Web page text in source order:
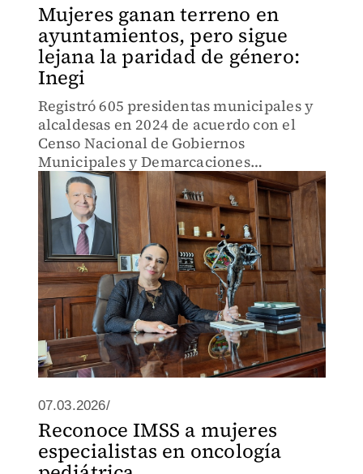
Mujeres ganan terreno en
ayuntamientos, pero sigue
lejana la paridad de género:
Inegi
Registró 605 presidentas municipales y
alcaldesas en 2024 de acuerdo con el
Censo Nacional de Gobiernos
Municipales y Demarcaciones
Territoriales de la Ciudad de México
2025.
07.03.2026/
Reconoce IMSS a mujeres
especialistas en oncología